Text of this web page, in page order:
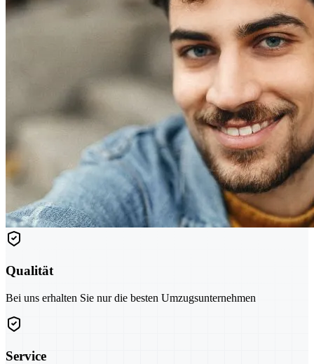
Qualität
Bei uns erhalten Sie nur die besten Umzugsunternehmen
Service